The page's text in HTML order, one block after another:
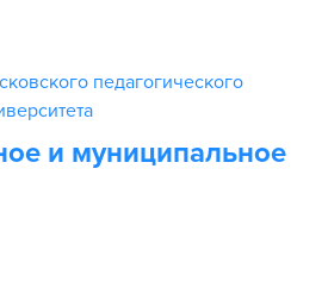
педагогического
и муниципальное